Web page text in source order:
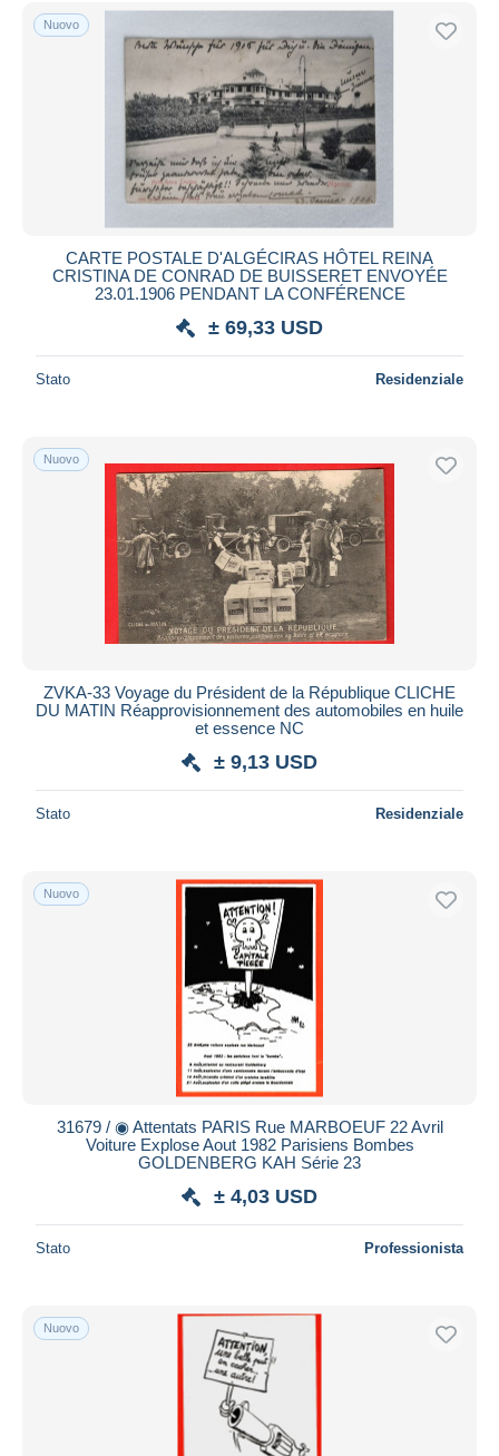
Aggiorna
Nuovo
CARTE POSTALE D'ALGÉCIRAS HÔTEL REINA
CRISTINA DE CONRAD DE BUISSERET ENVOYÉE
23.01.1906 PENDANT LA CONFÉRENCE
± 69,33 USD
Stato Residenziale
Nuovo
ZVKA-33 Voyage du Président de la République CLICHE
DU MATIN Réapprovisionnement des automobiles en huile
et essence NC
± 9,13 USD
Stato Residenziale
Nuovo
31679 / ◉ Attentats PARIS Rue MARBOEUF 22 Avril
Voiture Explose Aout 1982 Parisiens Bombes
GOLDENBERG KAH Série 23
± 4,03 USD
Stato Professionista
Nuovo